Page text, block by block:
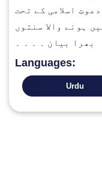
اسلامی کے تحت
ہونے والا سنتوں
بھرا بیان ۔ ۔ ۔ ۔
Languages:
Urdu